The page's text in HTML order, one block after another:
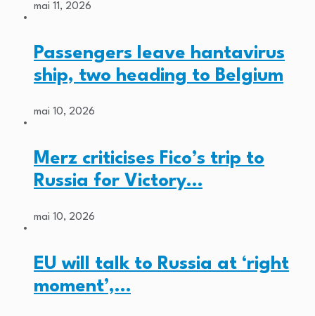
mai 11, 2026
Passengers leave hantavirus
ship, two heading to Belgium
mai 10, 2026
Merz criticises Fico’s trip to
Russia for Victory…
mai 10, 2026
EU will talk to Russia at ‘right
moment’,…